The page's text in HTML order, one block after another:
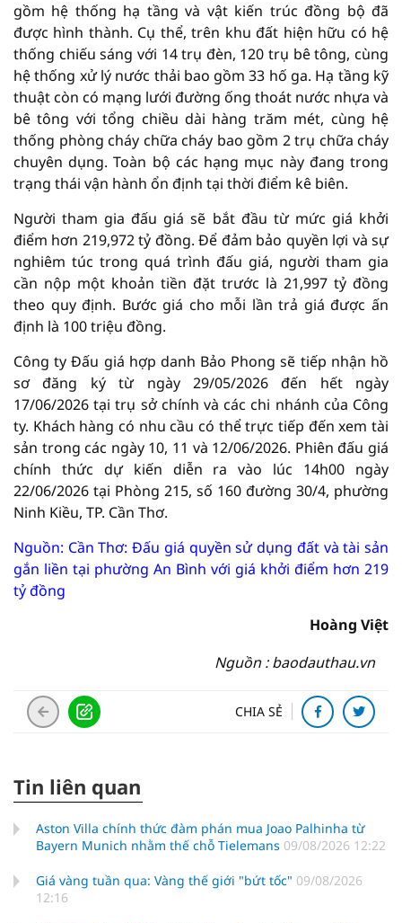
gồm hệ thống hạ tầng và vật kiến trúc đồng bộ đã
được hình thành. Cụ thể, trên khu đất hiện hữu có hệ
thống chiếu sáng với 14 trụ đèn, 120 trụ bê tông, cùng
hệ thống xử lý nước thải bao gồm 33 hố ga. Hạ tầng kỹ
thuật còn có mạng lưới đường ống thoát nước nhựa và
bê tông với tổng chiều dài hàng trăm mét, cùng hệ
thống phòng cháy chữa cháy bao gồm 2 trụ chữa cháy
chuyên dụng. Toàn bộ các hạng mục này đang trong
trạng thái vận hành ổn định tại thời điểm kê biên.
Người tham gia đấu giá sẽ bắt đầu từ mức giá khởi
điểm hơn 219,972 tỷ đồng. Để đảm bảo quyền lợi và sự
nghiêm túc trong quá trình đấu giá, người tham gia
cần nộp một khoản tiền đặt trước là 21,997 tỷ đồng
theo quy định. Bước giá cho mỗi lần trả giá được ấn
định là 100 triệu đồng.
Công ty Đấu giá hợp danh Bảo Phong sẽ tiếp nhận hồ
sơ đăng ký từ ngày 29/05/2026 đến hết ngày
17/06/2026 tại trụ sở chính và các chi nhánh của Công
ty. Khách hàng có nhu cầu có thể trực tiếp đến xem tài
sản trong các ngày 10, 11 và 12/06/2026. Phiên đấu giá
chính thức dự kiến diễn ra vào lúc 14h00 ngày
22/06/2026 tại Phòng 215, số 160 đường 30/4, phường
Ninh Kiều, TP. Cần Thơ.
Nguồn: Cần Thơ: Đấu giá quyền sử dụng đất và tài sản
gắn liền tại phường An Bình với giá khởi điểm hơn 219
tỷ đồng
Hoàng Việt
Nguồn : baodauthau.vn
CHIA SẺ
Tin liên quan
Aston Villa chính thức đàm phán mua Joao Palhinha từ
Bayern Munich nhằm thế chỗ Tielemans 09/08/2026 12:22
Giá vàng tuần qua: Vàng thế giới "bứt tốc" 09/08/2026
12:16